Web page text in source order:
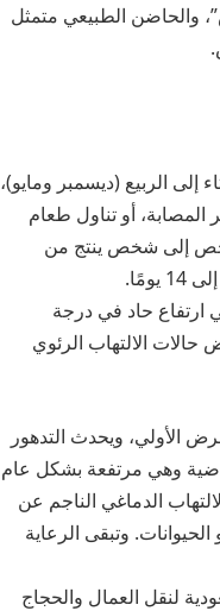
والحاضن الطبيعي متمثل
الربيع (ديسمبر ومايو)،
المصابة، أو تناول طعام
إلى شخص ينتج من
ارتفاع حاد في درجة
حالات الالتهاب الرئوي
في الدماغ أو السحايا بعد 3 إلى 14 يومًا من المرض الأولي، ويحدث التدهور
الماضية وهي مرتفعة بشكل عام
الدماغي الناجم عن
وتبقى الرعاية
لنقل العمال والحجاج